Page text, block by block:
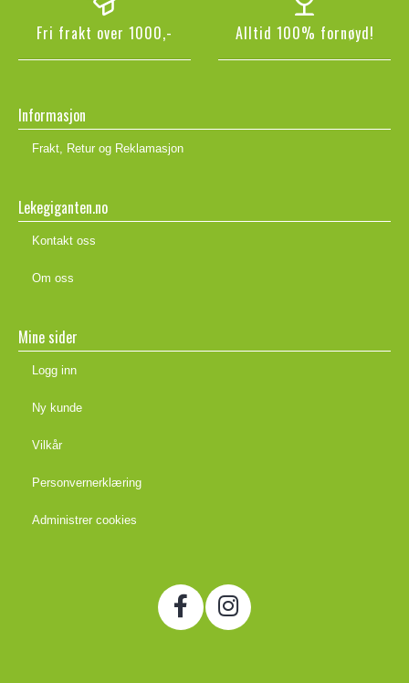
Fri frakt over 1000,- Alltid 100% fornøyd!
Informasjon
Frakt, Retur og Reklamasjon
Lekegiganten.no
Kontakt oss
Om oss
Mine sider
Logg inn
Ny kunde
Vilkår
Personvernerklæring
Administrer cookies